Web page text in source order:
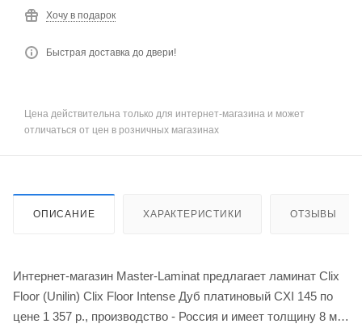
Хочу в подарок
Быстрая доставка до двери!
Цена действительна только для интернет-магазина и может
отличаться от цен в розничных магазинах
ОПИСАНИЕ ХАРАКТЕРИСТИКИ ОТЗЫВЫ
Интернет-магазин Master-Laminat предлагает ламинат Clix
Floor (Unilin) Clix Floor Intense Дуб платиновый CXI 145 по
цене 1 357 р., производство - Россия и имеет толщину 8 мм.